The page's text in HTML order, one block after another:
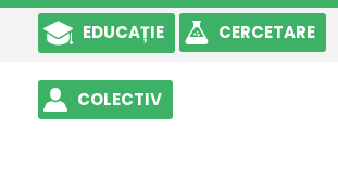
EDUCAȚIE CERCETARE
COLECTIV